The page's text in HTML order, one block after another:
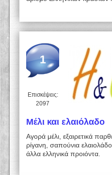
1
Επισκέψεις:
2097
Μέλι και ελαιόλαδο
Αγορά μέλι, εξαιρετικά
ρίγανη, σαπούνια
άλλα ελληνικά προιόντα.